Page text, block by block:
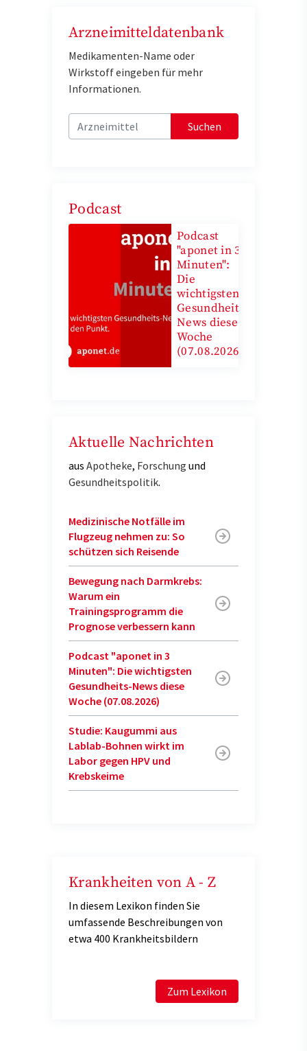
Arzneimitteldatenbank
Medikamenten-Name oder
Wirkstoff eingeben für mehr
Informationen.
Suchen
Podcast
Podcast
"aponet in 3
Minuten":
Die
wichtigsten
Gesundheits-
News diese
Woche
(07.08.2026)
Aktuelle Nachrichten
aus Apotheke, Forschung und
Gesundheitspolitik.
Medizinische Notfälle im
Flugzeug nehmen zu: So
schützen sich Reisende
Bewegung nach Darmkrebs:
Warum ein
Trainingsprogramm die
Prognose verbessern kann
Podcast "aponet in 3
Minuten": Die wichtigsten
Gesundheits-News diese
Woche (07.08.2026)
Studie: Kaugummi aus
Lablab-Bohnen wirkt im
Labor gegen HPV und
Krebskeime
Krankheiten von A - Z
In diesem Lexikon finden Sie
umfassende Beschreibungen von
etwa 400 Krankheitsbildern
Zum Lexikon